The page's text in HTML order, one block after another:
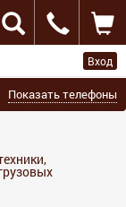
Вход
Показать телефоны